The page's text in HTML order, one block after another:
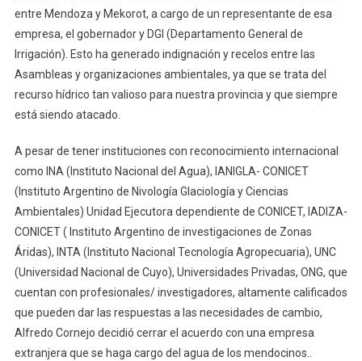
entre Mendoza y Mekorot, a cargo de un representante de esa
empresa, el gobernador y DGI (Departamento General de
Irrigación). Esto ha generado indignación y recelos entre las
Asambleas y organizaciones ambientales, ya que se trata del
recurso hídrico tan valioso para nuestra provincia y que siempre
está siendo atacado.
A pesar de tener instituciones con reconocimiento internacional
como INA (Instituto Nacional del Agua), IANIGLA- CONICET
(Instituto Argentino de Nivología Glaciología y Ciencias
Ambientales) Unidad Ejecutora dependiente de CONICET, IADIZA-
CONICET ( Instituto Argentino de investigaciones de Zonas
Áridas), INTA (Instituto Nacional Tecnología Agropecuaria), UNC
(Universidad Nacional de Cuyo), Universidades Privadas, ONG, que
cuentan con profesionales/ investigadores, altamente calificados
que pueden dar las respuestas a las necesidades de cambio,
Alfredo Cornejo decidió cerrar el acuerdo con una empresa
extranjera que se haga cargo del agua de los mendocinos..